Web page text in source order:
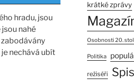
hradu, jsou
nahé
nechává ubít
krátké zprávy
Osobnosti 20.
Politika
režiséři